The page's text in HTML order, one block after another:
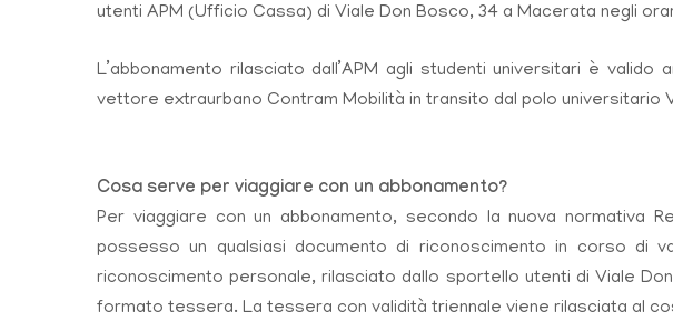
utenti APM (Ufficio Cassa) di Viale Don Bosco, 34 a Macerata negli
L’abbonamento rilasciato dall’APM agli studenti universitari è
vettore extraurbano Contram Mobilità in transito dal polo universitario
Cosa serve per viaggiare con un abbonamento?
Per viaggiare con un abbonamento, secondo la nuova normativa
possesso un qualsiasi documento di riconoscimento in corso di
riconoscimento personale, rilasciato dallo sportello utenti di Viale
formato tessera. La tessera con validità triennale viene rilasciata al